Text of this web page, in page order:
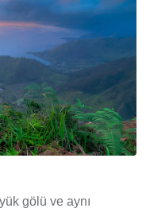
gölü ve aynı